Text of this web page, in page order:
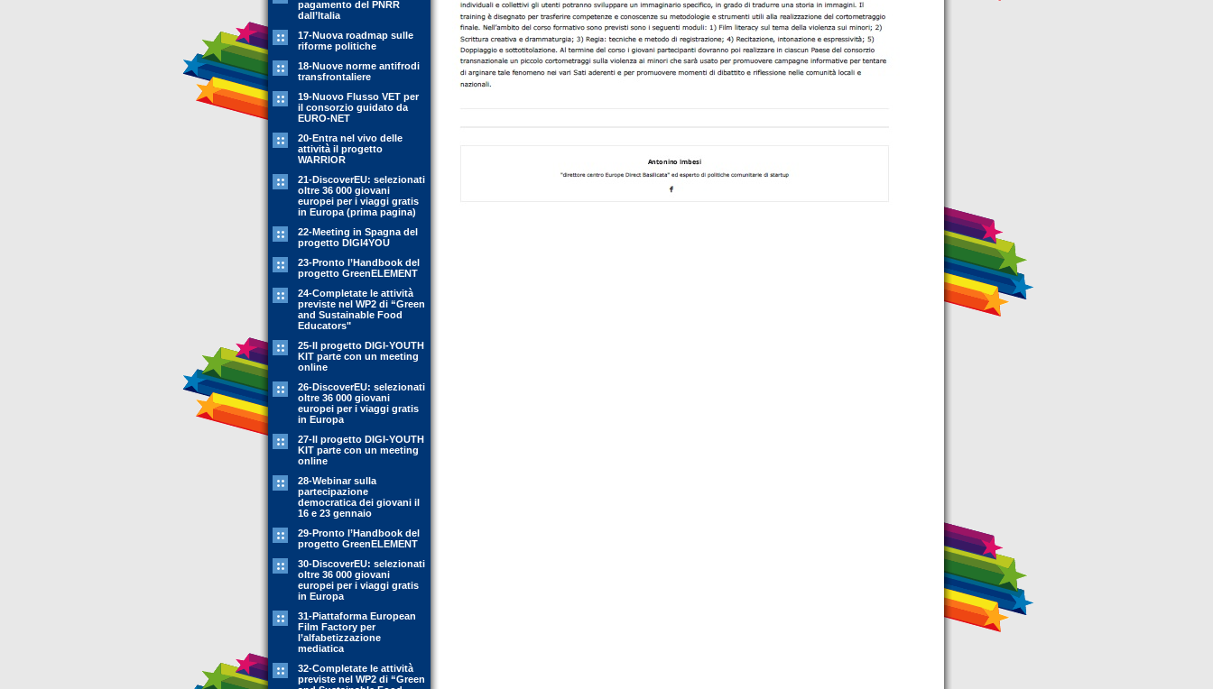
pagamento del PNRR
dall’Italia
17-Nuova roadmap sulle
riforme politiche
18-Nuove norme antifrodi
transfrontaliere
19-Nuovo Flusso VET per
il consorzio guidato da
EURO-NET
20-Entra nel vivo delle
attività il progetto
WARRIOR
21-DiscoverEU: selezionati
oltre 36 000 giovani
europei per i viaggi gratis
in Europa (prima pagina)
22-Meeting in Spagna del
progetto DIGI4YOU
23-Pronto l’Handbook del
progetto GreenELEMENT
24-Completate le attività
previste nel WP2 di “Green
and Sustainable Food
Educators"
25-Il progetto DIGI-YOUTH
KIT parte con un meeting
online
26-DiscoverEU: selezionati
oltre 36 000 giovani
europei per i viaggi gratis
in Europa
27-Il progetto DIGI-YOUTH
KIT parte con un meeting
online
28-Webinar sulla
partecipazione
democratica dei giovani il
16 e 23 gennaio
29-Pronto l’Handbook del
progetto GreenELEMENT
30-DiscoverEU: selezionati
oltre 36 000 giovani
europei per i viaggi gratis
in Europa
31-Piattaforma European
Film Factory per
l’alfabetizzazione
mediatica
32-Completate le attività
previste nel WP2 di “Green